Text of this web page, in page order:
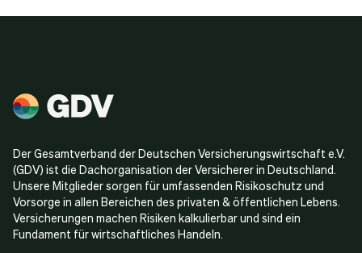
Der Gesamtverband der Deutschen Versicherungswirtschaft e.V.
(GDV) ist die Dachorganisation der Versicherer in Deutschland.
Unsere Mitglieder sorgen für umfassenden Risikoschutz und
Vorsorge in allen Bereichen des privaten & öffentlichen Lebens.
Versicherungen machen Risiken kalkulierbar und sind ein
Fundament für wirtschaftliches Handeln.